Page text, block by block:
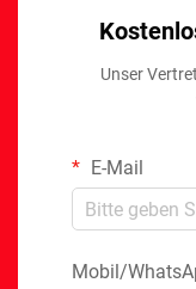
Unser
E-Mail
Mobil/